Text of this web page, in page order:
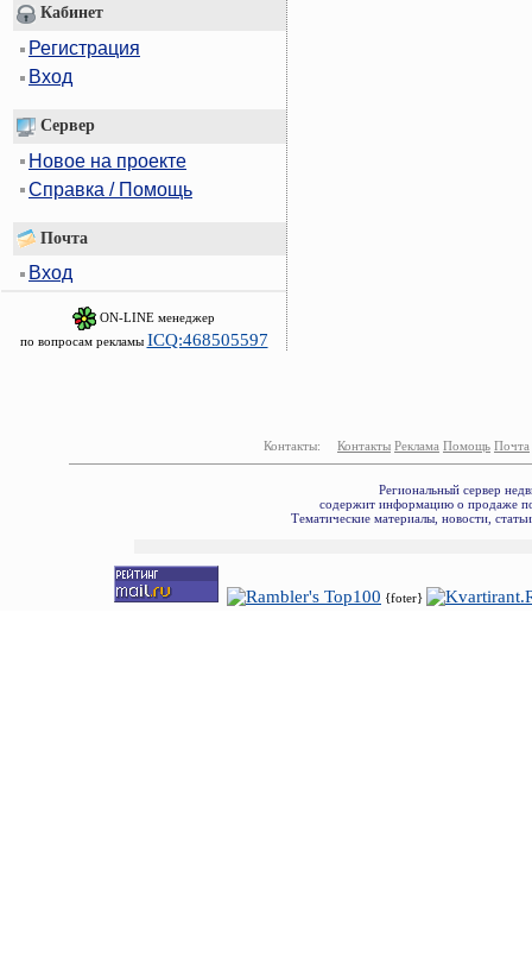
Кабинет
Регистрация
Вход
Сервер
Новое на проекте
Справка / Помощь
Почта
Вход
ON-LINE менеджер
по вопросам рекламы ICQ:468505597
Контакты: Контакты Реклама Помощь Почта
Региональный сервер
содержит информацию о продаже
Тематические материалы, новости,
{foter}